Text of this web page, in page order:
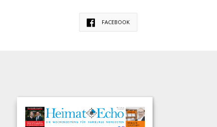
FACEBOOK